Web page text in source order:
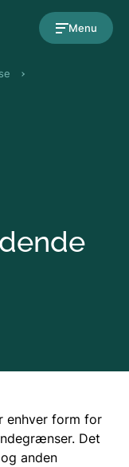
Menu
enhver form for
Det
anden